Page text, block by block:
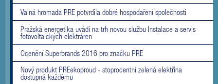
Valná hromada PRE potvrdila dobré hospodaření společnosti
Pražská energetika uvádí na trh novou službu Instalace a servis
fotovoltaických elektráren
Ocenění Superbrands 2016 pro značku PRE
Nový produkt PREekoproud - stoprocentní zelená elektřina
dostupná každému